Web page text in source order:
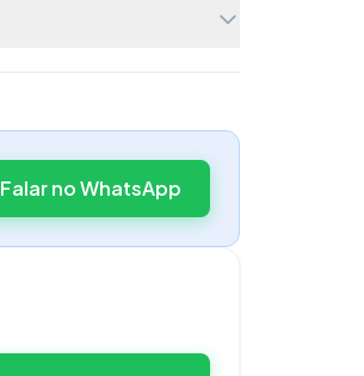
Falar no WhatsApp